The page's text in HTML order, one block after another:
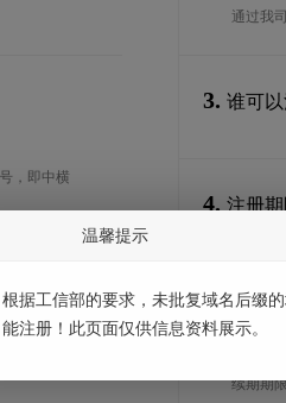
，即中横
？
生效。
通过我
3. 谁可
4. 注册
注册期
5. 续期期
续期期
温馨提示
根据工信部的要求，未批复域名后缀
能注册！此页面仅供信息资料展示。